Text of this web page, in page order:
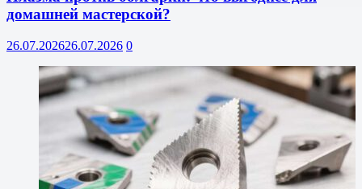
домашней мастерской?
26.07.202626.07.2026 0